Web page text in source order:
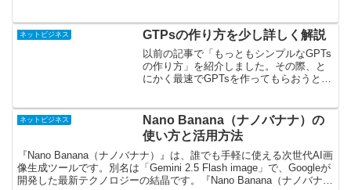
ネットビジネス GTPsの作り方を少し詳しく解説
以前の記事で「もっともシンプルなGPTs
の作り方」を紹介しました。その際、と
にかく最速でGPTsを作ってもらおうと細
説します。アイコンの追加GPTsに固有の
アイコンを追...
ネットビジネス
Nano Banana（ナノバナナ）の
使い方と活用方法
『Nano Banana（ナノバナナ）』は、誰でも手軽に使える次世代AI画
像生成ツールです。別名は「Gemini 2.5 Flash image」で、Googleが
開発した最新テクノロジーの結晶です。『Nano Banana（ナノバナ